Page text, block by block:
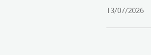
13/07/2026